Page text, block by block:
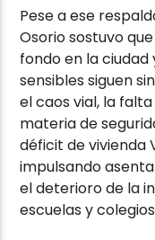
Pese a ese
Osorio sostuvo
fondo en la
sensibles siguen
el caos vial, la
materia de
déficit de vivienda
impulsando
el deterioro de la
escuelas y